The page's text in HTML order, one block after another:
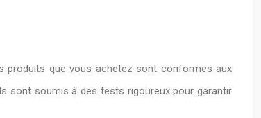
produits que vous achetez sont conformes aux
sont soumis à des tests rigoureux pour garantir